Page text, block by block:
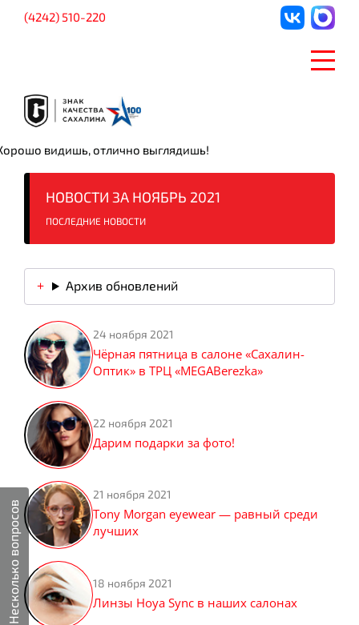
Несколько вопросов
видишь, отлично выглядишь!
(4242) 510-220
НОВОСТИ ЗА НОЯБРЬ 2021
ПОСЛЕДНИЕ НОВОСТИ
Архив обновлений
24 ноября 2021
Чёрная пятница в салоне «Сахалин-
Оптик» в ТРЦ «MEGABerezka»
22 ноября 2021
Дарим подарки за фото!
21 ноября 2021
Tony Morgan eyewear — равный среди
лучших
18 ноября 2021
Линзы Hoya Sync в наших салонах